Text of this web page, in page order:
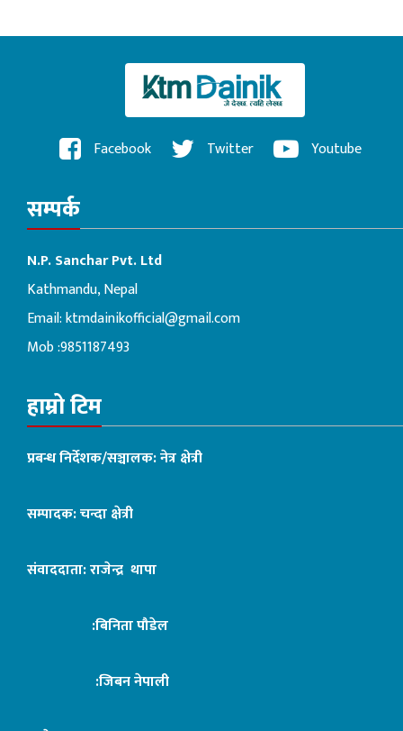
Facebook Twitter Youtube
सम्पर्क
N.P. Sanchar Pvt. Ltd
Kathmandu, Nepal
Email:ktmdainikofficial@gmail.com
Mob :9851187493
हाम्रो टिम
प्रबन्ध निर्देशक/सञ्चालक: नेत्र क्षेत्री
सम्पादक: चन्दा क्षेत्री
संवाददाता: राजेन्द्र थापा
:बिनिता पौडेल
:जिबन नेपाली